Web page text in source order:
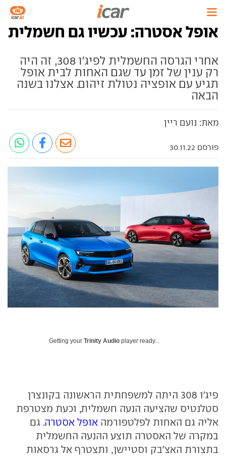
אופל אסטרה: עכשיו גם חשמלית
אחרי הגרסה החשמלית לפיג'ו 308, זה היה
רק ענין של זמן עד שגם האחות לבית אופל
תגיע עם אופציה נטולת זיהום. אצלנו בשנה
הבאה
מאת: נועם ריין
פורסם 30.11.22
Getting your Trinity Audio player ready...
פיג'ו 308 היתה למשפחתית הראשונה בקונצרן
סטלנטיס שהציעה הנעה חשמלית, וכעת מצטרפת
אליה גם האחות לפלטפורמה אופל אסטרה. גם
במקרה של האסטרה תוצע ההנעה החשמלית
בתצורת האצ'בק וסטיישן, ותצטרף אל גרסאות